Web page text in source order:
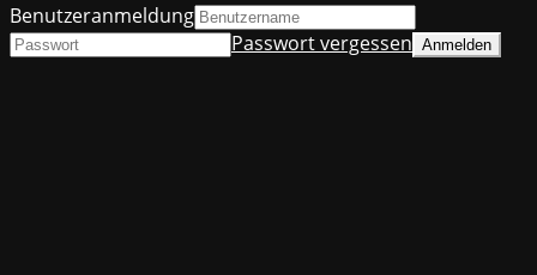
Benutzeranmeldung
Passwort vergessen